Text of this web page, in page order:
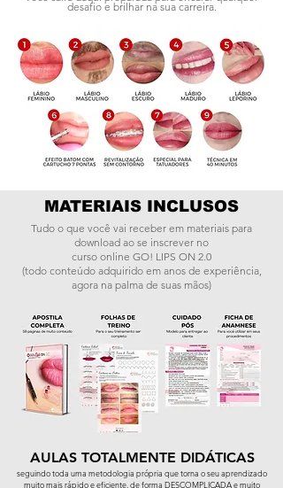
desafio e brilhar na sua carreira.
MATERIAIS INCLUSOS
Tudo o que você vai receber em materiais para
download ao se inscrever no
curso online GO! LIPS ON 2.0
(todo conteúdo adquirido em anos de experiência,
agora na palma de suas mãos)
AULAS TOTALMENTE DIDÁTICAS
seguindo toda uma metodologia própria que torna o seu aprendizado
muito mais rápido e eficiente, de forma DESCOMPLICADA e muito